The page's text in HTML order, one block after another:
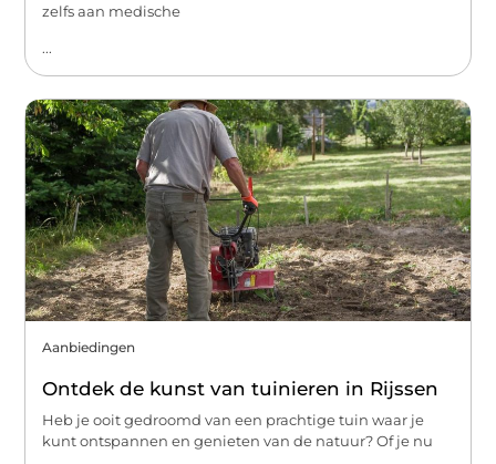
zelfs aan medische
...
Aanbiedingen
Ontdek de kunst van tuinieren in Rijssen
Heb je ooit gedroomd van een prachtige tuin waar je
kunt ontspannen en genieten van de natuur? Of je nu